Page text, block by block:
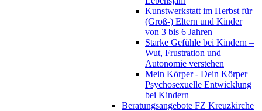
Kunstwerkstatt im Herbst für
(Groß-) Eltern und Kinder
von 3 bis 6 Jahren
Starke Gefühle bei Kindern –
Wut, Frustration und
Autonomie verstehen
Mein Körper - Dein Körper
Psychosexuelle Entwicklung
bei Kindern
Beratungsangebote FZ Kreuzkirche